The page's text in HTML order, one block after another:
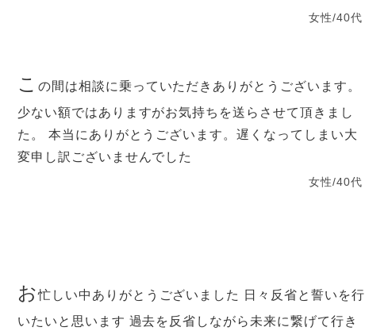
女性/40代
こ の間は相談に乗っていただきありがとうございます。
少ない額ではありますがお気持ちを送らさせて頂きまし
た。 本当にありがとうございます。遅くなってしまい大
変申し訳ございませんでした
女性/40代
お忙しい中ありがとうございました 日々反省と誓いを行
いたいと思います 過去を反省しながら未来に繋げて行き